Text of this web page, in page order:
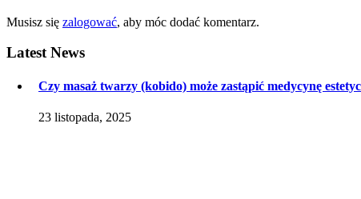
Musisz się zalogować, aby móc dodać komentarz.
Latest News
Czy masaż twarzy (kobido) może zastąpić medycynę
23 listopada, 2025